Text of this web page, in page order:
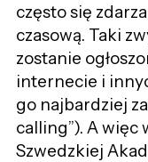
często się
czasową. Taki
zostanie
internecie i
go najbardziej
calling”). A
Szwedzkiej